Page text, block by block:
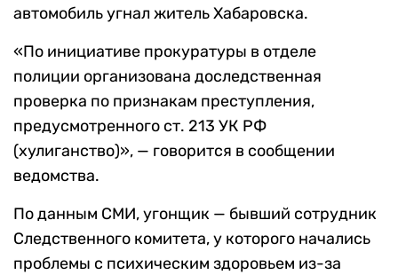
автомобиль угнал житель Хабаровска.
«По инициативе прокуратуры в отделе
полиции организована доследственная
проверка по признакам преступления,
предусмотренного ст. 213 УК РФ
(хулиганство)», — говорится в сообщении
ведомства.
По данным СМИ, угонщик — бывший сотрудник
Следственного комитета, у которого начались
проблемы с психическим здоровьем из-за